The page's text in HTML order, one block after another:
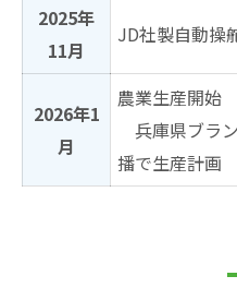
2025年
11月
JD社製自動操
2026年1
月
農業生産開始
兵庫県ブラ
播で生産計画